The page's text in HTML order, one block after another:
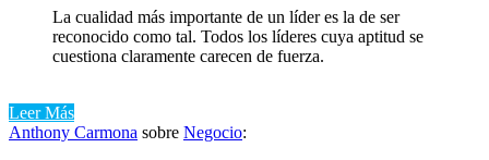
La cualidad más importante de un líder es la de ser
reconocido como tal. Todos los líderes cuya aptitud se
cuestiona claramente carecen de fuerza.
Leer Más
Anthony Carmona sobre Negocio: